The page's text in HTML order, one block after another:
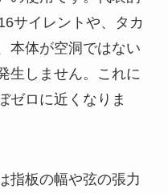
サイレントや、タカ
本体が空洞ではない
生しません。これに
ゼロに近くなりま
指板の幅や弦の張力